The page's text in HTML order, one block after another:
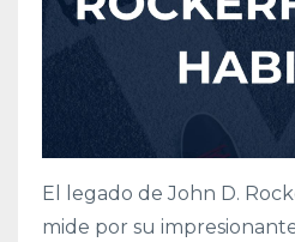
El legado de John D.
mide por su